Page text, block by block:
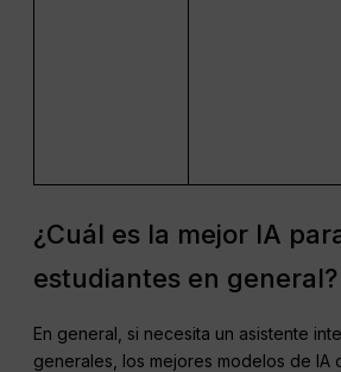
¿Cuál es la mejor IA
estudiantes en general?
En general, si necesita un asistente
generales, los mejores modelos de IA